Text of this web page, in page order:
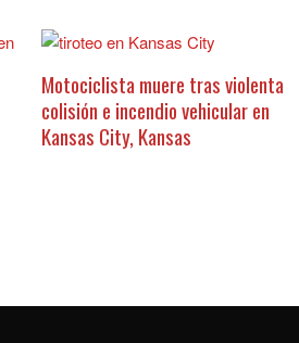
Motociclista muere tras violenta
colisión e incendio vehicular en
Kansas City, Kansas